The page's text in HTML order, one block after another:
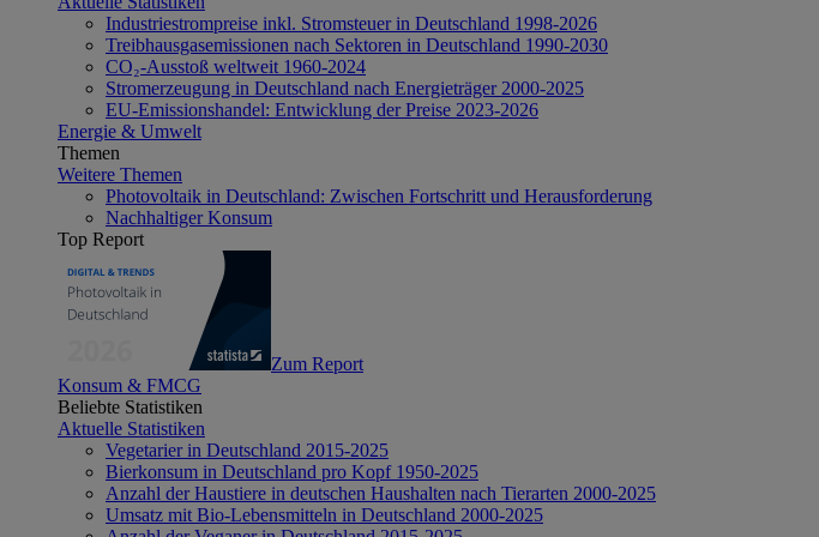
Industriestrompreise inkl. Stromsteuer in Deutschland 1998-2026
Treibhausgasemissionen nach Sektoren in Deutschland 1990-2030
CO₂-Ausstoß weltweit 1960-2024
Stromerzeugung in Deutschland nach Energieträger 2000-2025
EU-Emissionshandel: Entwicklung der Preise 2023-2026
Energie & Umwelt
Themen
Weitere Themen
Photovoltaik in Deutschland: Zwischen Fortschritt und Herausforderung
Nachhaltiger Konsum
Top Report
Zum Report
Konsum & FMCG
Beliebte Statistiken
Aktuelle Statistiken
Vegetarier in Deutschland 2015-2025
Bierkonsum in Deutschland pro Kopf 1950-2025
Anzahl der Haustiere in deutschen Haushalten nach Tierarten 2000-2025
Umsatz mit Bio-Lebensmitteln in Deutschland 2000-2025